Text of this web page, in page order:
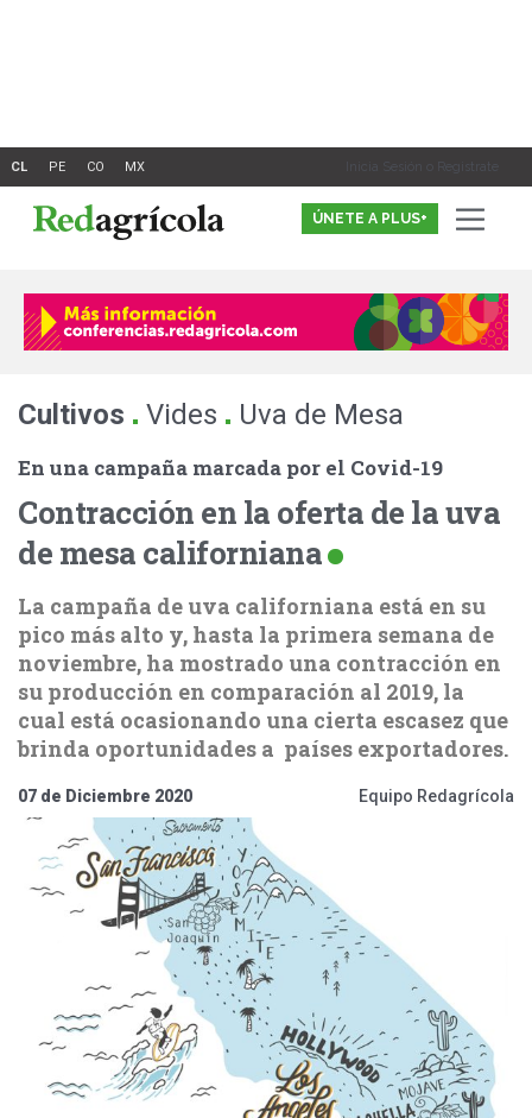
Inicia Sesión o Registrate
ÚNETE A PLUS+
Cultivos . Vides . Uva de Mesa
En una campaña marcada por el Covid-19
Contracción en la oferta de la uva
de mesa californiana
La campaña de uva californiana está en su
pico más alto y, hasta la primera semana de
noviembre, ha mostrado una contracción en
su producción en comparación al 2019, la
cual está ocasionando una cierta escasez que
brinda oportunidades a países exportadores.
07 de Diciembre 2020 Equipo Redagrícola